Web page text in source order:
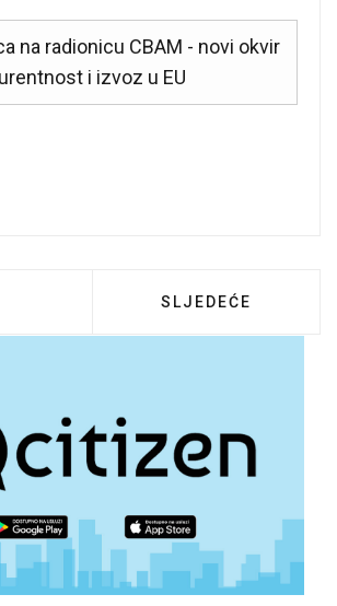
na radionicu CBAM - novi okvir
i izvoz u EU
ČLANAK: POZIV ZASLJEDEĆI ČLANAK:
SLJEDEĆE